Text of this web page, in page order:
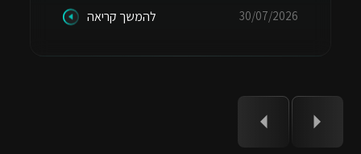
30/07/2026
להמשך קריאה